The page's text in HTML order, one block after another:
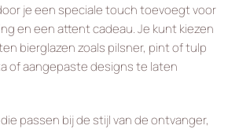
je een speciale touch toevoegt voor
en een attent cadeau. Je kunt kiezen
bierglazen zoals pilsner, pint of tulp
of aangepaste designs te laten
passen bij de stijl van de ontvanger,